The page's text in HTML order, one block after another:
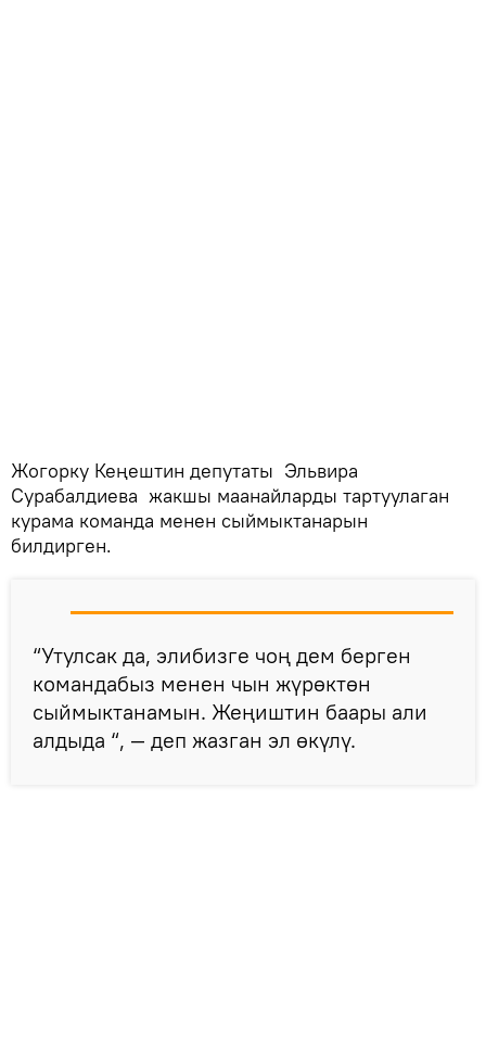
Жогорку Кеңештин депутаты Эльвира
Сурабалдиева жакшы маанайларды тартуулаган
курама команда менен сыймыктанарын
билдирген.
“Утулсак да, элибизге чоң дем берген
командабыз менен чын жүрөктөн
сыймыктанамын. Жеңиштин баары али
алдыда “, — деп жазган эл өкүлү.